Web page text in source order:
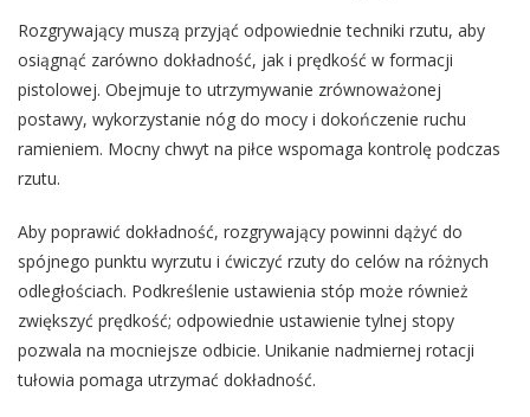
Rozgrywający muszą przyjąć odpowiednie techniki rzutu, aby
osiągnąć zarówno dokładność, jak i prędkość w formacji
pistolowej. Obejmuje to utrzymywanie zrównoważonej
postawy, wykorzystanie nóg do mocy i dokończenie ruchu
ramieniem. Mocny chwyt na piłce wspomaga kontrolę podczas
rzutu.
Aby poprawić dokładność, rozgrywający powinni dążyć do
spójnego punktu wyrzutu i ćwiczyć rzuty do celów na różnych
odległościach. Podkreślenie ustawienia stóp może również
zwiększyć prędkość; odpowiednie ustawienie tylnej stopy
pozwala na mocniejsze odbicie. Unikanie nadmiernej rotacji
tułowia pomaga utrzymać dokładność.